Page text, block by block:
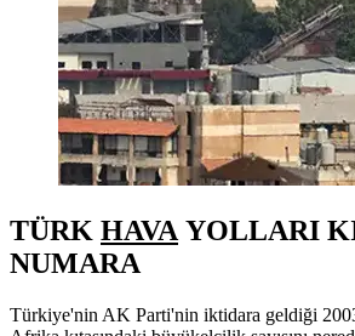
TÜRK HAVA YOLLARI
NUMARA
Türkiye'nin AK Parti'nin iktidara geldiği